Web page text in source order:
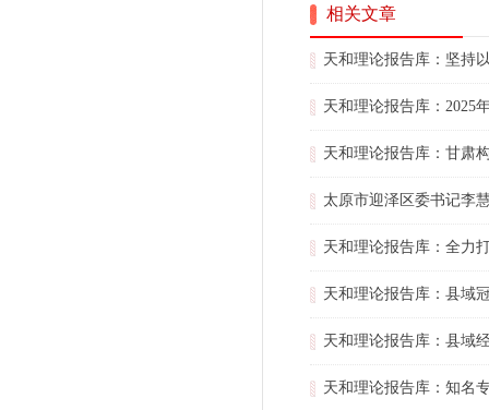
相关文章
天和理论报告库：坚持
天和理论报告库：2025
天和理论报告库：甘肃
太原市迎泽区委书记李
天和理论报告库：全力
天和理论报告库：县域
天和理论报告库：县域
天和理论报告库：知名